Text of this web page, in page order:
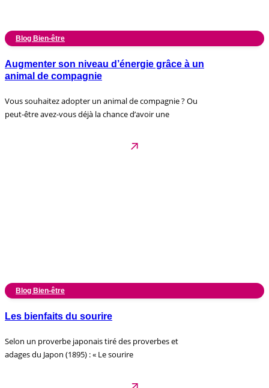
Blog Bien-être
Augmenter son niveau d’énergie grâce à un
animal de compagnie
Vous souhaitez adopter un animal de compagnie ? Ou
peut-être avez-vous déjà la chance d’avoir une
Blog Bien-être
Les bienfaits du sourire
Selon un proverbe japonais tiré des proverbes et
adages du Japon (1895) : « Le sourire